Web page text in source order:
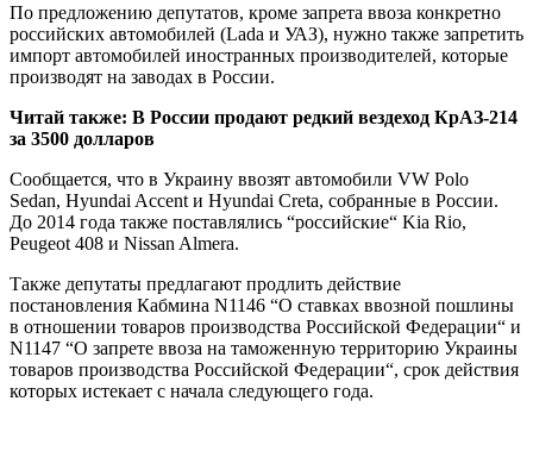
По предложению депутатов, кроме запрета ввоза конкретно
российских автомобилей (Lada и УАЗ), нужно также запретить
импорт автомобилей иностранных производителей, которые
производят на заводах в России.
Читай также: В России продают редкий вездеход КрАЗ-214
за 3500 долларов
Сообщается, что в Украину ввозят автомобили VW Polo
Sedan, Hyundai Accent и Hyundai Creta, собранные в России.
До 2014 года также поставлялись “российские“ Kia Rio,
Peugeot 408 и Nissan Almera.
Также депутаты предлагают продлить действие
постановления Кабмина N1146 “О ставках ввозной пошлины
в отношении товаров производства Российской Федерации“ и
N1147 “О запрете ввоза на таможенную территорию Украины
товаров производства Российской Федерации“, срок действия
которых истекает с начала следующего года.